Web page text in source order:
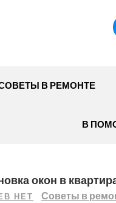
В РЕМОНТЕ
В
окон в
НЕТ Советы в